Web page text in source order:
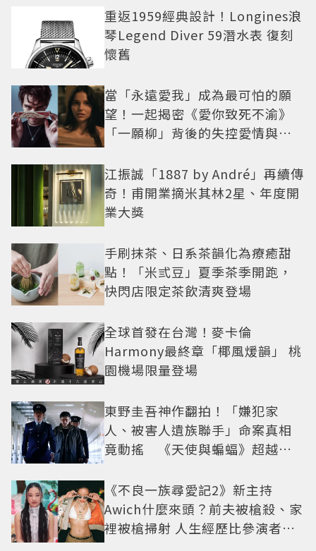
重返1959經典設計！Longines浪
琴Legend Diver 59潛水表 復刻
懷舊
當「永遠愛我」成為最可怕的願
望！一起揭密《愛你致死不渝》
「一願柳」背後的失控愛情與爆
江振誠「1887 by André」再續傳
奇！甫開業摘米其林2星、年度開
業大獎
手刷抹茶、日系茶韻化為療癒甜
點！「米弎豆」夏季茶季開跑，
快閃店限定茶飲清爽登場
全球首發在台灣！麥卡倫
Harmony最終章「椰風煖韻」 桃
園機場限量登場
東野圭吾神作翻拍！「嫌犯家
人、被害人遺族聯手」命案真相
竟動搖 《天使與蝙蝠》超越懸
《不良一族尋愛記2》新主持
Awich什麼來頭？前夫被槍殺、家
裡被槍掃射 人生經歷比參演者還